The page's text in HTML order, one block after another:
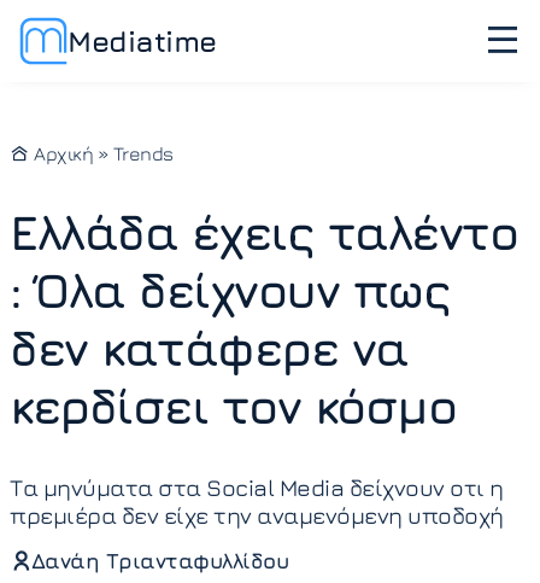
Mediatime
Αρχική » Trends
Ελλάδα έχεις ταλέντο
: Όλα δείχνουν πως
δεν κατάφερε να
κερδίσει τον κόσμο
Τα μηνύματα στα Social Media δείχνουν οτι η
πρεμιέρα δεν είχε την αναμενόμενη υποδοχή
Δανάη Τριανταφυλλίδου